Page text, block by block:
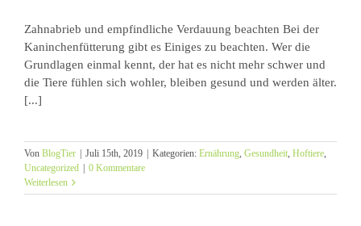
Zahnabrieb und empfindliche Verdauung beachten Bei der
Kaninchenfütterung gibt es Einiges zu beachten. Wer die
Grundlagen einmal kennt, der hat es nicht mehr schwer und
die Tiere fühlen sich wohler, bleiben gesund und werden älter.
[...]
Von BlogTier | Juli 15th, 2019 | Kategorien: Ernährung Gesundheit Hoftiere
Uncategorized | 0 Kommentare
Weiterlesen